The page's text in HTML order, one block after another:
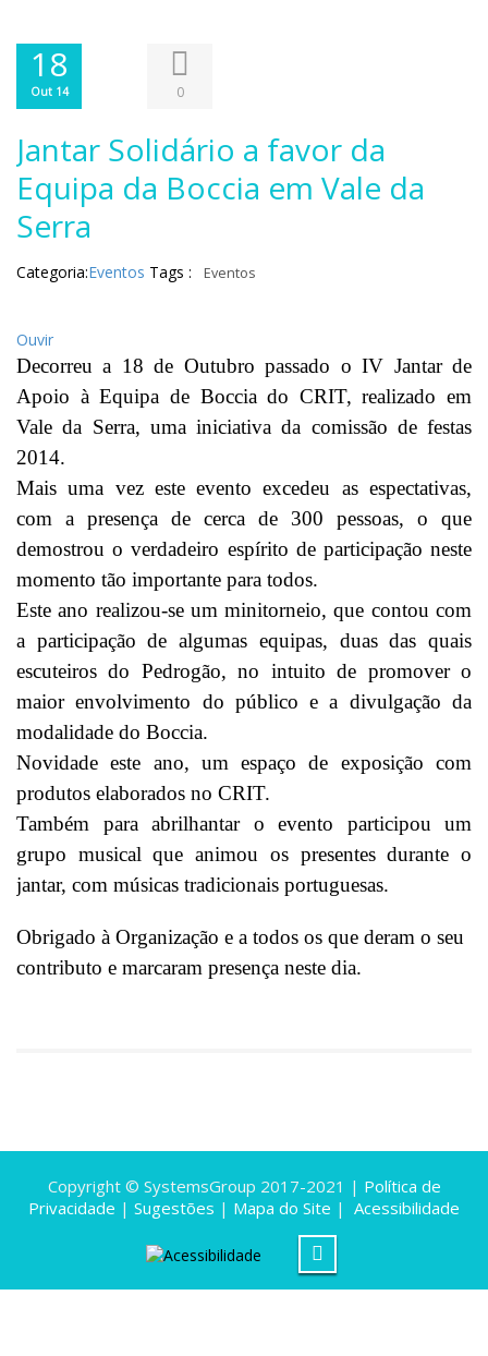
18
Out 14 0
Jantar Solidário a favor da
Equipa da Boccia em Vale da
Serra
Categoria:Eventos Tags : Eventos
Ouvir
Decorreu a 18 de Outubro passado o IV Jantar de
Apoio à Equipa de Boccia do CRIT, realizado em
Vale da Serra, uma iniciativa da comissão de festas
2014.
Mais uma vez este evento excedeu as espectativas,
com a presença de cerca de 300 pessoas, o que
demostrou o verdadeiro espírito de participação neste
momento tão importante para todos.
Este ano realizou-se um minitorneio, que contou com
a participação de algumas equipas, duas das quais
escuteiros do Pedrogão, no intuito de promover o
maior envolvimento do público e a divulgação da
modalidade do Boccia.
Novidade este ano, um espaço de exposição com
produtos elaborados no CRIT.
Também para abrilhantar o evento participou um
grupo musical que animou os presentes durante o
jantar, com músicas tradicionais portuguesas.
Obrigado à Organização e a todos os que deram o seu
contributo e marcaram presença neste dia.
Copyright © SystemsGroup 2017-2021 | Política de
Privacidade | Sugestões | Mapa do Site | Acessibilidade